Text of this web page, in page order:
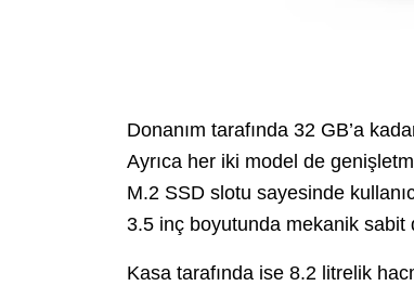
Donanım tarafında 32 GB’a
Ayrıca her iki model de
M.2 SSD slotu sayesinde
3.5 inç boyutunda mekanik sabit
Kasa tarafında ise 8.2 litrelik